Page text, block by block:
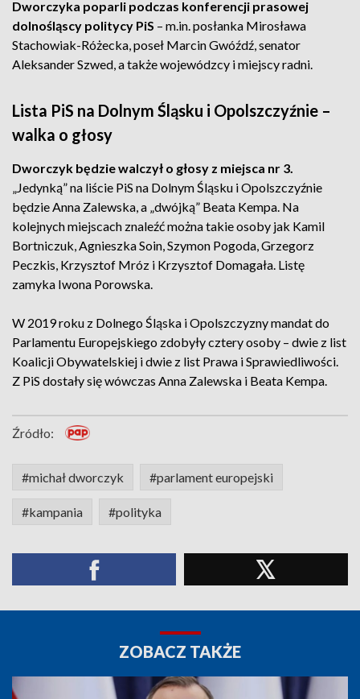
Dworczyka poparli podczas konferencji prasowej
dolnośląscy politycy PiS – m.in. posłanka Mirosława
Stachowiak-Różecka, poseł Marcin Gwóźdź, senator
Aleksander Szwed, a także wojewódzcy i miejscy radni.
Lista PiS na Dolnym Śląsku i Opolszczyźnie –
walka o głosy
Dworczyk będzie walczył o głosy z miejsca nr 3.
„Jedynką” na liście PiS na Dolnym Śląsku i Opolszczyźnie
będzie Anna Zalewska, a „dwójką” Beata Kempa. Na
kolejnych miejscach znaleźć można takie osoby jak Kamil
Bortniczuk, Agnieszka Soin, Szymon Pogoda, Grzegorz
Peczkis, Krzysztof Mróz i Krzysztof Domagała. Listę
zamyka Iwona Porowska.
W 2019 roku z Dolnego Śląska i Opolszczyzny mandat do
Parlamentu Europejskiego zdobyły cztery osoby – dwie z list
Koalicji Obywatelskiej i dwie z list Prawa i Sprawiedliwości.
Z PiS dostały się wówczas Anna Zalewska i Beata Kempa.
Źródło:
#michał dworczyk #parlament europejski
#kampania #polityka
ZOBACZ TAKŻE